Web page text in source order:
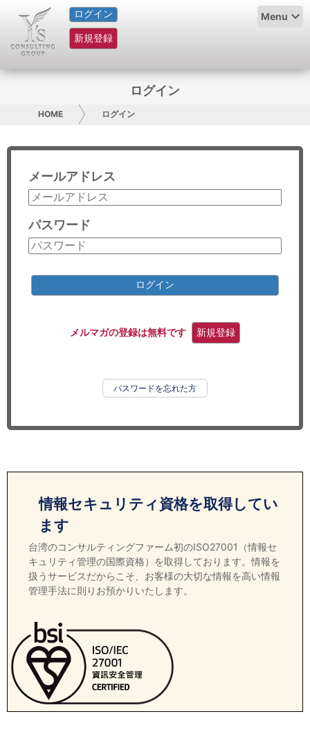
ログイン
新規登録
Menu
HOME
サービス紹介
グループ概要
採用情報
お問い合わせ
コンサルティング
リサーチ
ログイン
HOME ログイン
メールアドレス
パスワード
ログイン
メルマガの登録は無料です 新規登録
パスワードを忘れた方
情報セキュリティ資格を取得してい
ます
台湾のコンサルティングファーム初のISO27001（情報セ
キュリティ管理の国際資格）を取得しております。情報を
扱うサービスだからこそ、お客様の大切な情報を高い情報
管理手法に則りお預かりいたします。